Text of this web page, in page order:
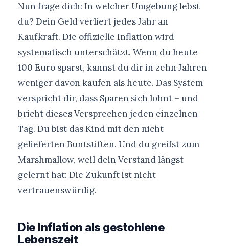
Nun frage dich: In welcher Umgebung lebst
du? Dein Geld verliert jedes Jahr an
Kaufkraft. Die offizielle Inflation wird
systematisch unterschätzt. Wenn du heute
100 Euro sparst, kannst du dir in zehn Jahren
weniger davon kaufen als heute. Das System
verspricht dir, dass Sparen sich lohnt – und
bricht dieses Versprechen jeden einzelnen
Tag. Du bist das Kind mit den nicht
gelieferten Buntstiften. Und du greifst zum
Marshmallow, weil dein Verstand längst
gelernt hat: Die Zukunft ist nicht
vertrauenswürdig.
Die Inflation als gestohlene
Lebenszeit